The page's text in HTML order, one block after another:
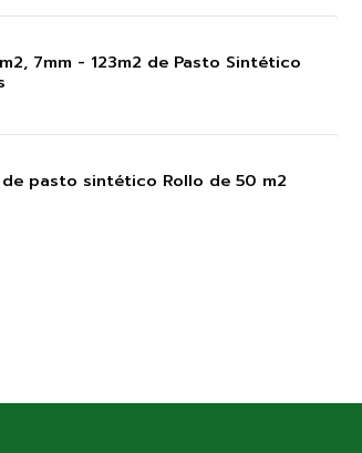
7mm - 123m2 de Pasto Sintético
de pasto sintético Rollo de 50 m2